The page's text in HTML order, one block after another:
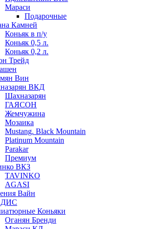
Мараси
Подарочные
Камней
Коньяк в п/у
Коньяк 0,5 л.
Коньяк 0,2 л.
Трейд
Вин
ВКД
Шахназарян
ГАЯСОН
Жемчужина
Мозаика
Mustang. Black Mountain
Platinum Mountain
Parakar
Премиум
ВКЗ
TAVINKO
AGASI
Вайн
Коньяки
Оганян Бренди